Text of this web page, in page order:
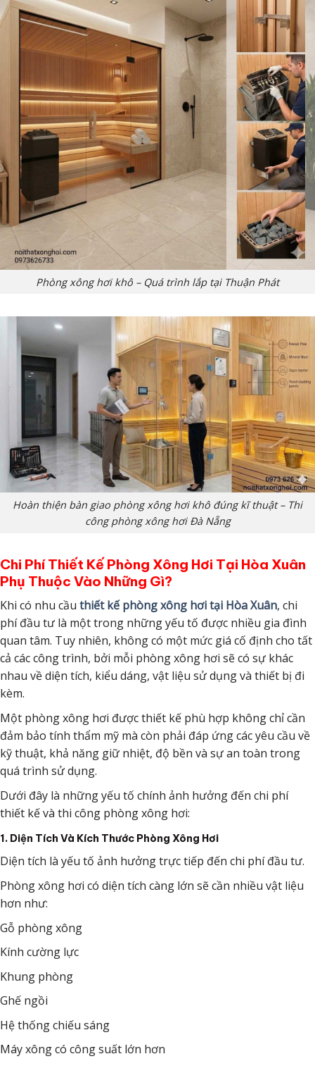
Phòng xông hơi khô – Quá trình lắp tại Thuận Phát
Hoàn thiện bàn giao phòng xông hơi khô đúng kĩ thuật – Thi
công phòng xông hơi Đà Nẵng
Chi Phí Thiết Kế Phòng Xông Hơi Tại Hòa Xuân
Phụ Thuộc Vào Những Gì?
Khi có nhu cầu thiết kế phòng xông hơi tại Hòa Xuân, chi
phí đầu tư là một trong những yếu tố được nhiều gia đình
quan tâm. Tuy nhiên, không có một mức giá cố định cho tất
cả các công trình, bởi mỗi phòng xông hơi sẽ có sự khác
nhau về diện tích, kiểu dáng, vật liệu sử dụng và thiết bị đi
kèm.
Một phòng xông hơi được thiết kế phù hợp không chỉ cần
đảm bảo tính thẩm mỹ mà còn phải đáp ứng các yêu cầu về
kỹ thuật, khả năng giữ nhiệt, độ bền và sự an toàn trong
quá trình sử dụng.
Dưới đây là những yếu tố chính ảnh hưởng đến chi phí
thiết kế và thi công phòng xông hơi:
1. Diện Tích Và Kích Thước Phòng Xông Hơi
Diện tích là yếu tố ảnh hưởng trực tiếp đến chi phí đầu tư.
Phòng xông hơi có diện tích càng lớn sẽ cần nhiều vật liệu
hơn như:
Gỗ phòng xông
Kính cường lực
Khung phòng
Ghế ngồi
Hệ thống chiếu sáng
Máy xông có công suất lớn hơn